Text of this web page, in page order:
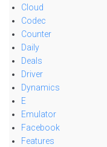
Cloud
Codec
Counter
Daily
Deals
Driver
Dynamics
E
Emulator
Facebook
Features